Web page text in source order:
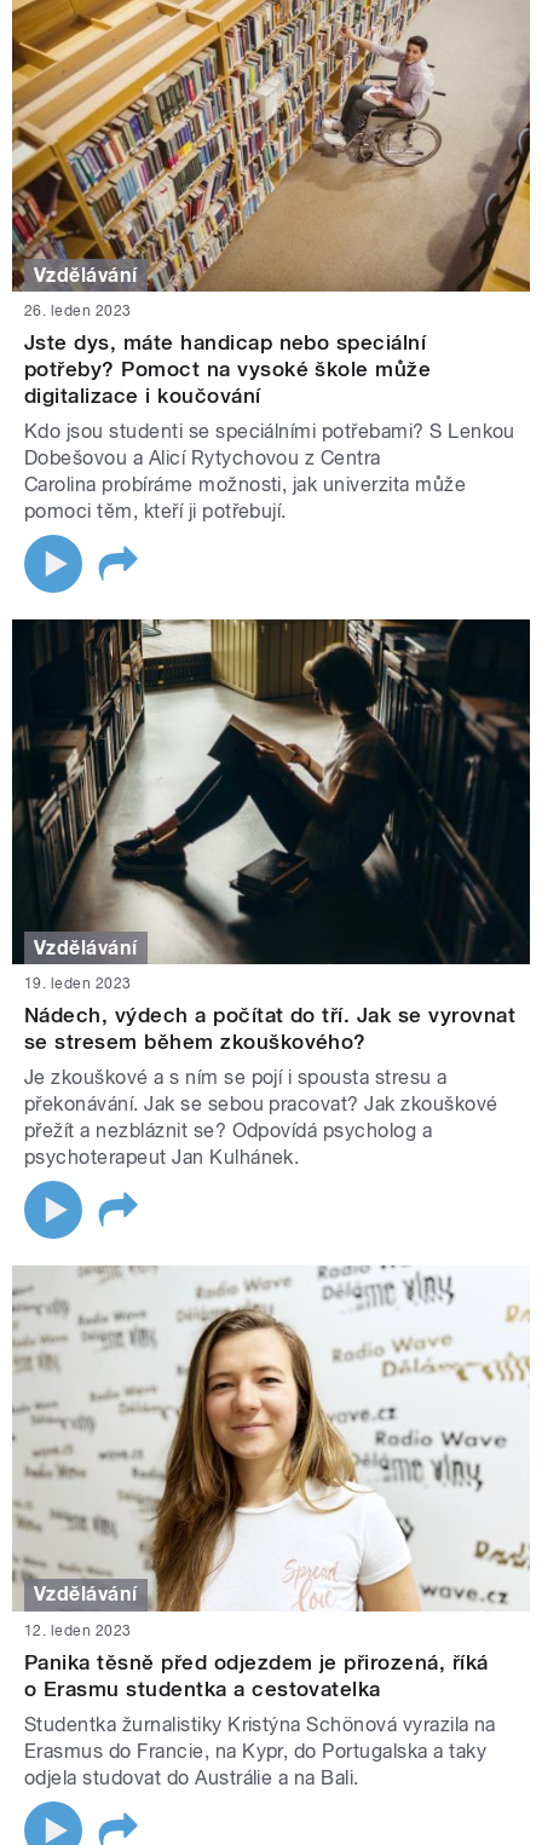
Vzdělávání
26. leden 2023
Jste dys, máte handicap nebo speciální
potřeby? Pomoct na vysoké škole může
digitalizace i koučování
Kdo jsou studenti se speciálními potřebami? S Lenkou
Dobešovou a Alicí Rytychovou z Centra
Carolina probíráme možnosti, jak univerzita může
pomoci těm, kteří ji potřebují.
Vzdělávání
19. leden 2023
Nádech, výdech a počítat do tří. Jak se vyrovnat
se stresem během zkouškového?
Je zkouškové a s ním se pojí i spousta stresu a
překonávání. Jak se sebou pracovat? Jak zkouškové
přežít a nezbláznit se? Odpovídá psycholog a
psychoterapeut Jan Kulhánek.
Vzdělávání
12. leden 2023
Panika těsně před odjezdem je přirozená, říká
o Erasmu studentka a cestovatelka
Studentka žurnalistiky Kristýna Schönová vyrazila na
Erasmus do Francie, na Kypr, do Portugalska a taky
odjela studovat do Austrálie a na Bali.